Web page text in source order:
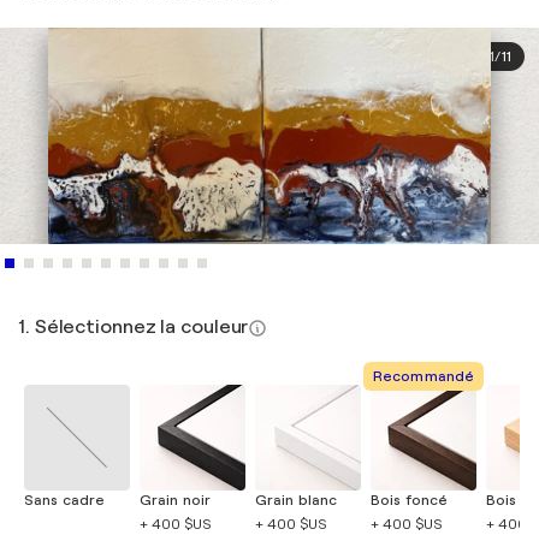
1/11
1. Sélectionnez la couleur
Sans cadre
Grain noir
+ 400 $US
Grain blanc
+ 400 $US
Recommandé
Bois foncé
+ 400 $US
Bois
+ 400